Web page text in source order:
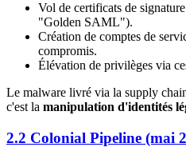
Vol de certificats de
"Golden SAML").
Création de comptes de
compromis.
Élévation de privilèges via
Le malware livré via la supply
c'est la manipulation d'identités
2.2 Colonial Pipeline (mai